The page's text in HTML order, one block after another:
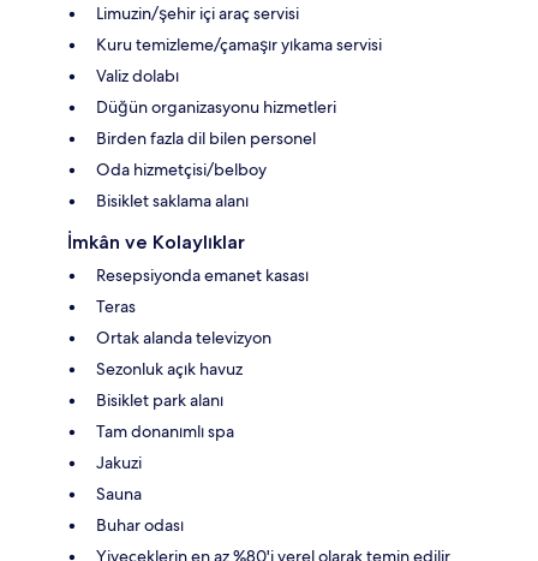
Limuzin/şehir içi araç servisi
Kuru temizleme/çamaşır yıkama servisi
Valiz dolabı
Düğün organizasyonu hizmetleri
Birden fazla dil bilen personel
Oda hizmetçisi/belboy
Bisiklet saklama alanı
İmkân ve Kolaylıklar
Resepsiyonda emanet kasası
Teras
Ortak alanda televizyon
Sezonluk açık havuz
Bisiklet park alanı
Tam donanımlı spa
Jakuzi
Sauna
Buhar odası
Yiyeceklerin en az %80'i yerel olarak temin edilir